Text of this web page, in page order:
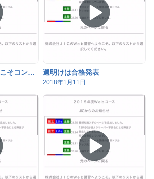
そろそろ本気、今年こそコンクリート技士、主任技士に合格しよう！ 週明けは合格発表
2018年1月11日